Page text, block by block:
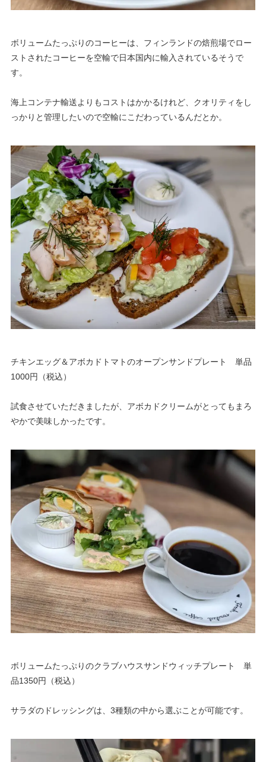
ボリュームたっぷりのコーヒーは、フィンランドの焙煎場でロー
ストされたコーヒーを空輸で日本国内に輸入されているそうで
す。
海上コンテナ輸送よりもコストはかかるけれど、クオリティをし
っかりと管理したいので空輸にこだわっているんだとか。
チキンエッグ＆アボカドトマトのオープンサンドプレート 単品
1000円（税込）
試食させていただきましたが、アボカドクリームがとってもまろ
やかで美味しかったです。
ボリュームたっぷりのクラブハウスサンドウィッチプレート 単
品1350円（税込）
サラダのドレッシングは、3種類の中から選ぶことが可能です。